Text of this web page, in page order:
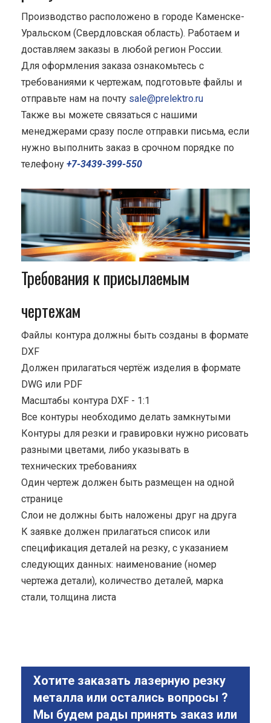
Производство расположено в городе Каменске-
Уральском (Свердловская область). Работаем и
доставляем заказы в любой регион России.
Для оформления заказа ознакомьтесь с
требованиями к чертежам, подготовьте файлы и
отправьте нам на почту sale@prelektro.ru
Также вы можете связаться с нашими
менеджерами сразу после отправки письма, если
нужно выполнить заказ в срочном порядке по
телефону +7-3439-399-550
Требования к присылаемым
чертежам
Файлы контура должны быть созданы в формате
DXF
Должен прилагаться чертёж изделия в формате
DWG или PDF
Масштабы контура DXF - 1:1
Все контуры необходимо делать замкнутыми
Контуры для резки и гравировки нужно рисовать
разными цветами, либо указывать в
технических требованиях
Один чертеж должен быть размещен на одной
странице
Cлои не должны быть наложены друг на друга
К заявке должен прилагаться список или
спецификация деталей на резку, с указанием
следующих данных: наименование (номер
чертежа детали), количество деталей, марка
стали, толщина листа
Хотите заказать лазерную резку
металла или остались вопросы ?
Мы будем рады принять заказ или